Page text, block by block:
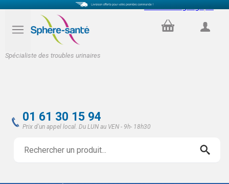
Spécialiste des troubles urinaires
Select Language
PANIER
01 61 30 15 94
Prix d'un appel local. Du LUN au VEN - 9h- 18h30